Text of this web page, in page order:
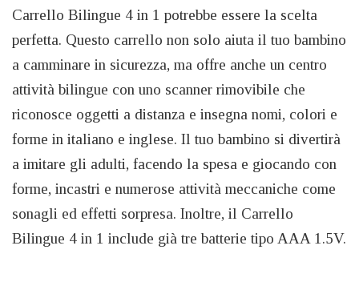
Carrello Bilingue 4 in 1 potrebbe essere la scelta
perfetta. Questo carrello non solo aiuta il tuo bambino
a camminare in sicurezza, ma offre anche un centro
attività bilingue con uno scanner rimovibile che
riconosce oggetti a distanza e insegna nomi, colori e
forme in italiano e inglese. Il tuo bambino si divertirà
a imitare gli adulti, facendo la spesa e giocando con
forme, incastri e numerose attività meccaniche come
sonagli ed effetti sorpresa. Inoltre, il Carrello
Bilingue 4 in 1 include già tre batterie tipo AAA 1.5V.